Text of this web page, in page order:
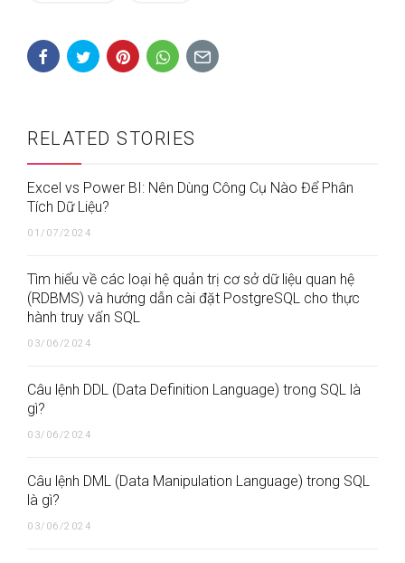
RELATED STORIES
Excel vs Power BI: Nên Dùng Công Cụ Nào Để Phân
Tích Dữ Liệu?
01/07/2024
Tìm hiểu về các loại hệ quản trị cơ sở dữ liệu quan hệ
(RDBMS) và hướng dẫn cài đặt PostgreSQL cho thực
hành truy vấn SQL
03/06/2024
Câu lệnh DDL (Data Definition Language) trong SQL là
gì?
03/06/2024
Câu lệnh DML (Data Manipulation Language) trong SQL
là gì?
03/06/2024